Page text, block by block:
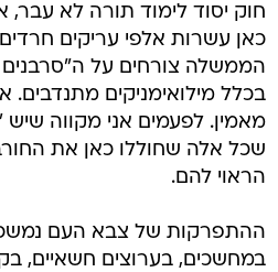
חוק יסוד לימוד תורה לא
כאן עשרות אלפי עריקים חרדים
הממשלה צורחים על
בכלל מילואימניקים מתנדבים.
מאמין. לפעמים אני מקווה
שכל אלה שחוללו כאן את
הראוי להם.
ההתפרקות של צבא העם
במחשכים, בערוצים חשאיים,